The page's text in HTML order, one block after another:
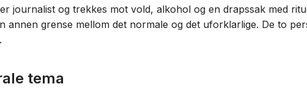
journalist og trekkes mot vold, alkohol og en drapssak med
annen grense mellom det normale og det uforklarlige. De to
tema